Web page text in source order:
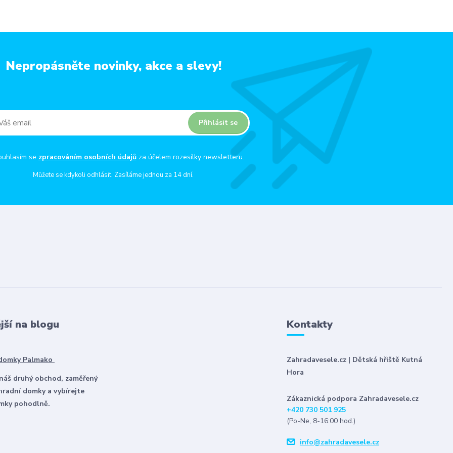
Nepropásněte novinky, akce a slevy!
Přihlásit se
se zpracováním osobních údajůza účelem rozesílky newsletteru.
Můžete se kdykoli odhlásit. Zasíláme jednou za 14 dní.
na blogu
Palmako
druhý obchod, zaměřený
domky a vybírejte
pohodlně.
Kontakty
Zahradavesele.cz | Dětská hřiště Kutná
Hora
Zákaznická podpora Zahradavesele.cz
+420 730 501 925
(Po-Ne, 8-16:00 hod.)
info@zahradavesele.cz